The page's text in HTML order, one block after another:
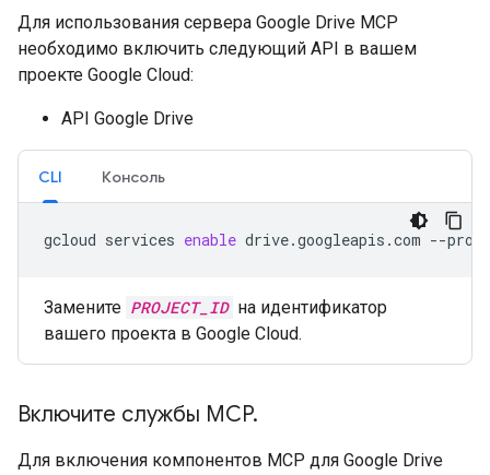
Для использования сервера Google Drive MCP
необходимо включить следующий API в вашем
проекте Google Cloud:
API Google Drive
CLI Консоль
gcloud services enable drive.googleapis.com --
Замените PROJECT_ID на идентификатор
вашего проекта в Google Cloud.
Включите службы MCP.
Для включения компонентов MCP для Google Drive